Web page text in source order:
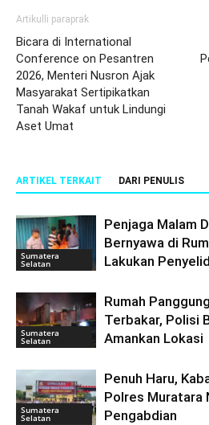
Artikulli paraprak
Bicara di International
Conference on Pesantren
2026, Menteri Nusron Ajak
Masyarakat Sertipikatkan
Tanah Wakaf untuk Lindungi
Aset Umat
ARTIKEL TERKAIT DARI PENULIS
Sumatera
Selatan
Penjaga Malam
Bernyawa di
Lakukan
Sumatera
Selatan
Rumah
Terbakar, Polisi
Amankan Lokasi
Sumatera
Selatan
Penuh Haru,
Polres Muratara
Pengabdian